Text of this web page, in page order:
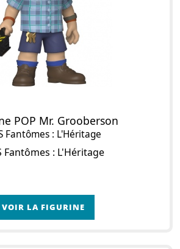
POP Mr. Grooberson
Fantômes : L'Héritage
Fantômes : L'Héritage
VOIR LA FIGURINE